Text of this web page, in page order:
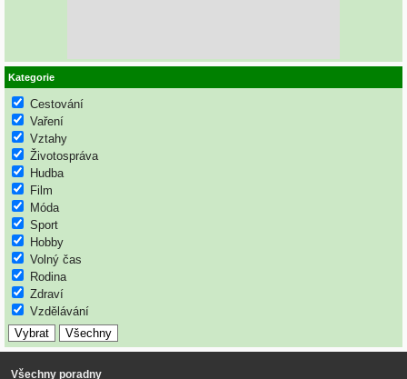
Kategorie
Cestování
Vaření
Vztahy
Životospráva
Hudba
Film
Móda
Sport
Hobby
Volný čas
Rodina
Zdraví
Vzdělávání
Všechny poradny